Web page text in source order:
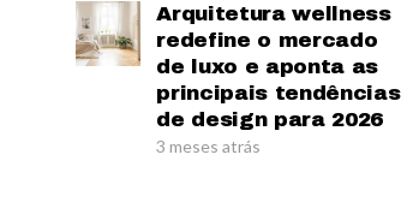
Arquitetura wellness
redefine o mercado
de luxo e aponta as
principais tendências
de design para 2026
3 meses atrás